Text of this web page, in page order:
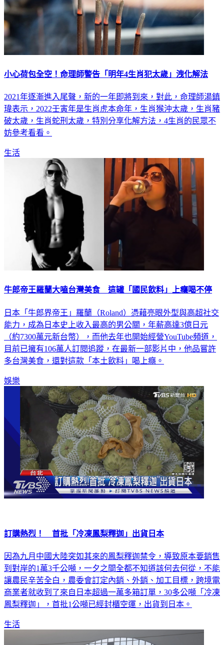
小心荷包全空！命理師警告「明年4生肖犯太歲」洩化解法
2021年逐漸進入尾聲，新的一年即將到來，對此，命理師湯鎮
瑋表示，2022壬寅年是生肖虎本命年，生肖猴沖太歲，生肖豬
破太歲，生肖蛇刑太歲，特別分享化解方法，4生肖的民眾不
妨參考看看。
生活
牛郎帝王羅蘭大嗑台灣美食 這罐「國民飲料」上癮喝不停
日本「牛郎界帝王」羅蘭（Roland）憑藉亮眼外型與高超社交
能力，成為日本史上收入最高的男公關，年薪高達3億日元
（約7300萬元新台幣），而他去年也開始經營YouTube頻道，
目前已擁有106萬人訂閱追蹤，在最新一部影片中，他品嘗許
多台灣美食，還對這款「本土飲料」喝上癮。
娛樂
訂購熱烈！ 首批「冷凍鳳梨釋迦」出貨日本
因為九月中國大陸突如其來的鳳梨釋迦禁令，導致原本要銷售
到對岸的1萬3千公噸，一夕之間全都不知道該何去何從，不能
讓農民辛苦全白，農委會訂定內銷、外銷、加工目標，跨境電
商業者就收到了來自日本超過一萬多箱訂單，30多公噸「冷凍
鳳梨釋迦」，首批1公噸已經封櫃空運，出貨到日本。
生活